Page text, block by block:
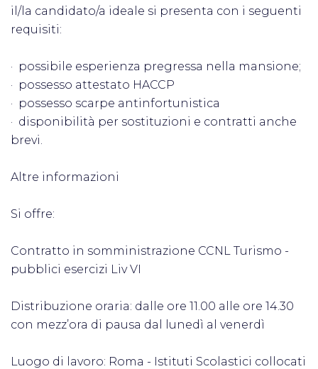
il/la candidato/a ideale si presenta con i seguenti
requisiti:
· possibile esperienza pregressa nella mansione;
· possesso attestato HACCP
· possesso scarpe antinfortunistica
· disponibilità per sostituzioni e contratti anche
brevi.
Altre informazioni
Si offre:
Contratto in somministrazione CCNL Turismo -
pubblici esercizi Liv VI
Distribuzione oraria: dalle ore 11.00 alle ore 14.30
con mezz’ora di pausa dal lunedì al venerdì
Luogo di lavoro: Roma - Istituti Scolastici collocati